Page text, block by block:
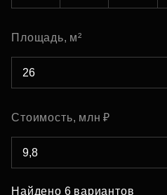
Площадь, м²
Стоимость, млн ₽
Найдено 6 вариантов